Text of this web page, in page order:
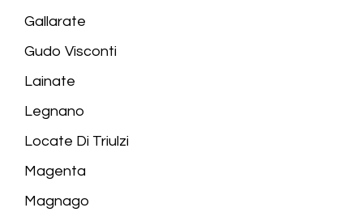
Gallarate
Gudo Visconti
Lainate
Legnano
Locate Di Triulzi
Magenta
Magnago